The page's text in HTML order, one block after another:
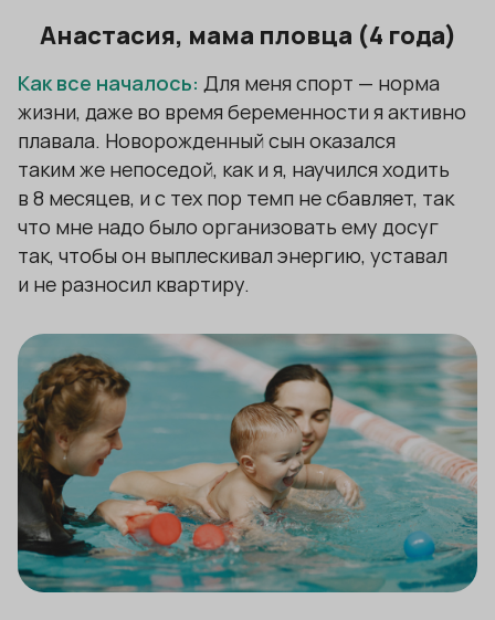
Анастасия, мама пловца (4 года)
Как все началось: Для меня спорт — норма
жизни, даже во время беременности я активно
плавала. Новорожденный сын оказался
таким же непоседой, как и я, научился ходить
в 8 месяцев, и с тех пор темп не сбавляет, так
что мне надо было организовать ему досуг
так, чтобы он выплескивал энергию, уставал
и не разносил квартиру.